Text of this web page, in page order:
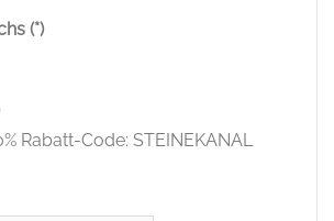
(*)
Rabatt-Code: STEINEKANAL